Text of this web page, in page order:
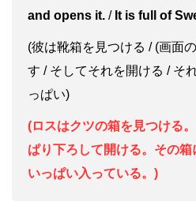
and opens it. /It is full of
(彼は靴箱を見つける / (画面
す / そしてそれを開ける / そ
っぱい)
(ロスはクツの箱を見つける
ぱり下ろして開ける。その
いっぱい入っている。)